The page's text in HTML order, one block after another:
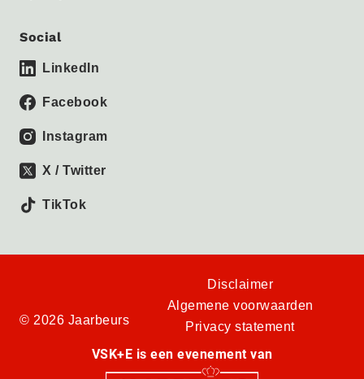
Social
LinkedIn
Facebook
Instagram
X / Twitter
TikTok
© 2026 Jaarbeurs
Disclaimer
Algemene voorwaarden
Privacy statement
VSK+E is een evenement van